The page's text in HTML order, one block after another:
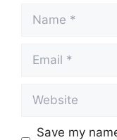
Name
Email
Website
Save my